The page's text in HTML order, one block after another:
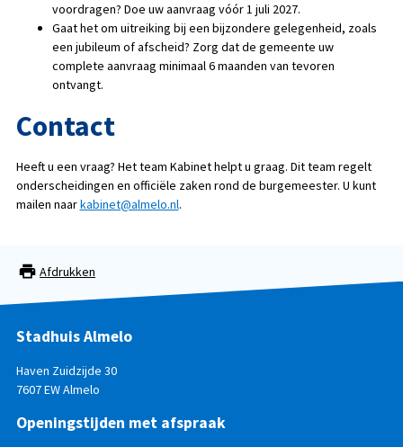
voordragen? Doe uw aanvraag vóór 1 juli 2027.
Gaat het om uitreiking bij een bijzondere gelegenheid, zoals
een jubileum of afscheid? Zorg dat de gemeente uw
complete aanvraag minimaal 6 maanden van tevoren
ontvangt.
Contact
Heeft u een vraag? Het team Kabinet helpt u graag. Dit team regelt
onderscheidingen en officiële zaken rond de burgemeester. U kunt
mailen naarkabinet@almelo.nl.
Afdrukken
Stadhuis Almelo
Haven Zuidzijde 30
7607 EW Almelo
Openingstijden met afspraak